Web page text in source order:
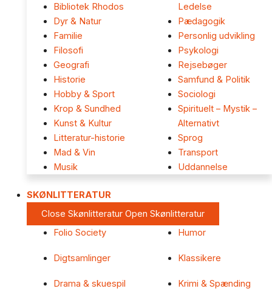
Bibliotek Rhodos
Dyr & Natur
Familie
Filosofi
Geografi
Historie
Hobby & Sport
Krop & Sundhed
Kunst & Kultur
Litteratur-historie
Mad & Vin
Musik
Ledelse
Pædagogik
Personlig udvikling
Psykologi
Rejsebøger
Samfund & Politik
Sociologi
Spirituelt – Mystik –
Alternativt
Sprog
Transport
Uddannelse
SKØNLITTERATUR
Close Skønlitteratur Open Skønlitteratur
Folio Society
Digtsamlinger
Drama & skuespil
Humor
Klassikere
Krimi & Spænding